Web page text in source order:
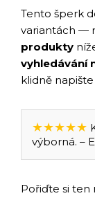
Tento šperk
variantách —
produkty
vyhledávání
klidně
★★★★★
výborná. –
Pořiďte si ten